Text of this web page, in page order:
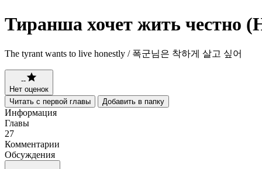
Тиранша хочет жить честно
The tyrant wants to live honestly / 폭군님은 착하게 살고 싶어
--
Нет оценок
Читать с первой главы
Добавить в папку
Информация
Главы
27
Комментарии
Обсуждения